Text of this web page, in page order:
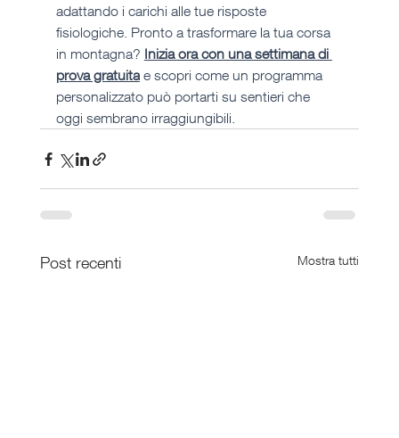
adattando i carichi alle tue risposte
fisiologiche. Pronto a trasformare la tua corsa
in montagna? Inizia ora con una settimana di
prova gratuita e scopri come un programma
personalizzato può portarti su sentieri che
oggi sembrano irraggiungibili.
Post recenti Mostra tutti